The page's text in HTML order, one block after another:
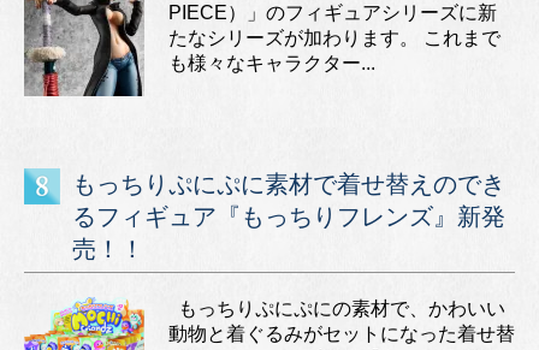
PIECE）」のフィギュアシリーズに新
たなシリーズが加わります。 これまで
も様々なキャラクター...
もっちりぷにぷに素材で着せ替えのでき
るフィギュア『もっちりフレンズ』新発
売！！
もっちりぷにぷにの素材で、かわいい
動物と着ぐるみがセットになった着せ替